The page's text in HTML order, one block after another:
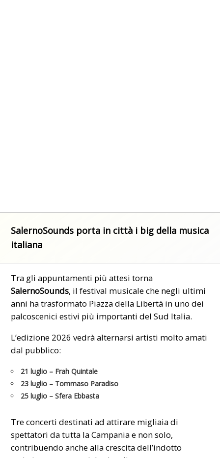
SalernoSounds porta in città i big della musica
italiana
Tra gli appuntamenti più attesi torna
SalernoSounds, il festival musicale che negli ultimi
anni ha trasformato Piazza della Libertà in uno dei
palcoscenici estivi più importanti del Sud Italia.
L’edizione 2026 vedrà alternarsi artisti molto amati
dal pubblico:
21 luglio – Frah Quintale
23 luglio – Tommaso Paradiso
25 luglio – Sfera Ebbasta
Tre concerti destinati ad attirare migliaia di
spettatori da tutta la Campania e non solo,
contribuendo anche alla crescita dell’indotto